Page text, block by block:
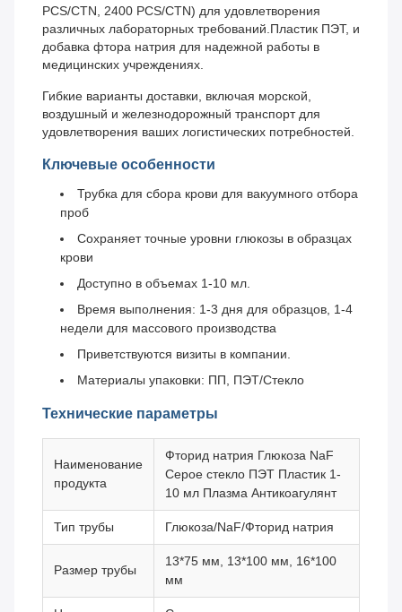
PCS/CTN, 2400 PCS/CTN) для удовлетворения
различных лабораторных требований.Пластик ПЭТ, и
добавка фтора натрия для надежной работы в
медицинских учреждениях.
Гибкие варианты доставки, включая морской,
воздушный и железнодорожный транспорт для
удовлетворения ваших логистических потребностей.
Ключевые особенности
Трубка для сбора крови для вакуумного отбора
проб
Сохраняет точные уровни глюкозы в образцах
крови
Доступно в объемах 1-10 мл.
Время выполнения: 1-3 дня для образцов, 1-4
недели для массового производства
Приветствуются визиты в компании.
Материалы упаковки: ПП, ПЭТ/Стекло
Технические параметры
Наименование
продукта
Фторид натрия Глюкоза NaF
Серое стекло ПЭТ Пластик 1-
10 мл Плазма Антикоагулянт
Тип трубы Глюкоза/NaF/Фторид натрия
Размер трубы
13*75 мм, 13*100 мм, 16*100
мм